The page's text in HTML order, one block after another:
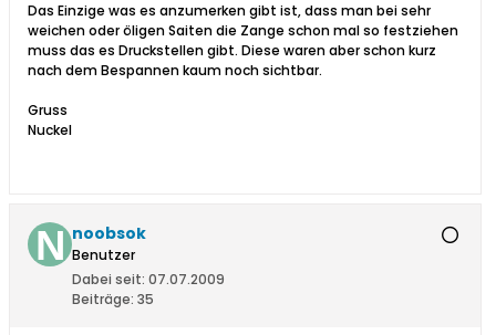
Das Einzige was es anzumerken gibt ist, dass man bei sehr
weichen oder öligen Saiten die Zange schon mal so festziehen
muss das es Druckstellen gibt. Diese waren aber schon kurz
nach dem Bespannen kaum noch sichtbar.
Gruss
Nuckel
noobsok
Benutzer
Dabei seit: 07.07.2009
Beiträge: 35